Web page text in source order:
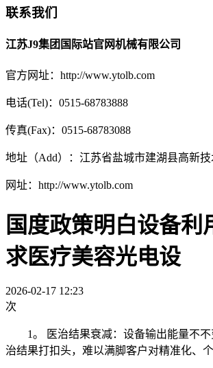
联系我们
江苏J9集团国际站官网机械有限公司
官方网址：http://www.ytolb.com
电话(Tel)：0515-68783888
传真(Fax)：0515-68783088
地址（Add）：江苏省盐城市建湖县高新
网址：http://www.ytolb.com
国度政策明白设备利
求医疗美容光电设
2026-02-17 12:23
次
1。 医治结果衰减：设备输出能量不不
治结果打扣头，难以满脚客户对精准化、